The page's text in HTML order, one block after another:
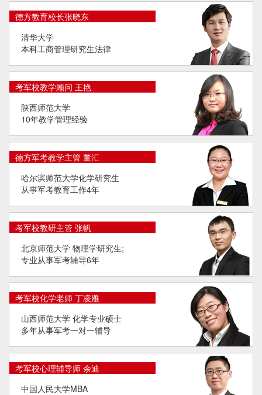
德方教育校长张晓东
清华大学
本科工商管理研究生法律
考军校教学顾问 王艳
陕西师范大学
10年教学管理经验
德方军考教学主管 董汇
哈尔滨师范大学化学研究生
从事军考教育工作4年
考军校教研主管 张帆
北京师范大学 物理学研究生;
专业从事军考辅导6年
考军校化学老师 丁凌雁
山西师范大学 化学专业硕士
多年从事军考一对一辅导
考军校心理辅导师 余迪
中国人民大学MBA